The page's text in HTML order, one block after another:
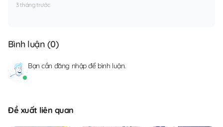
3 tháng trước
Bình luận (0)
Bạn cần đăng nhậpđể bình luận.
Đề xuất liên quan